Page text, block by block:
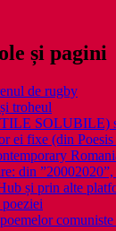
și pagini
de rugby
troheul
SOLUBILE)
ei fixe (din
din
și prin alte